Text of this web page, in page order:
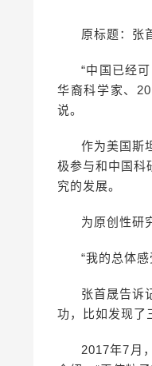
原标题：张
“中国已经
华裔科学家、
说。
作为美国斯
极参与和中国科
究的发展。
为原创性研
“我的总体
张首晟告诉
功，比如发现了
2017年7月